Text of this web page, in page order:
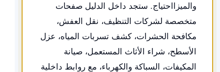
والميزااحتياج. ستجد داخل الدليل صفحات
متخصصة لشركات التنظيف، نقل العفش،
مكافحة الحشرات، كشف تسربات المياه، عزل
الأسطح، شراء الأثاث المستعمل، صيانة
المكيفات، السباكة والكهرباء، مع روابط داخلية